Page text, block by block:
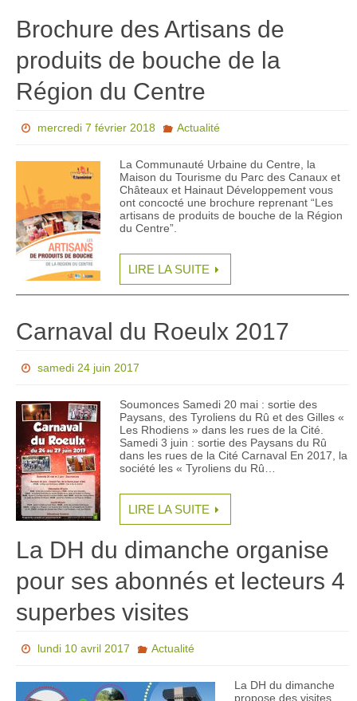
Brochure des Artisans de
produits de bouche de la
Région du Centre
mercredi 7 février 2018 Actualité
La Communauté Urbaine du Centre, la
Maison du Tourisme du Parc des Canaux et
Châteaux et Hainaut Développement vous
ont concocté une brochure reprenant “Les
artisans de produits de bouche de la Région
du Centre”.
LIRE LA SUITE
Carnaval du Roeulx 2017
samedi 24 juin 2017
Soumonces Samedi 20 mai : sortie des
Paysans, des Tyroliens du Rû et des Gilles «
Les Rhodiens » dans les rues de la Cité.
Samedi 3 juin : sortie des Paysans du Rû
dans les rues de la Cité Carnaval En 2017, la
société les « Tyroliens du Rû…
LIRE LA SUITE
La DH du dimanche organise
pour ses abonnés et lecteurs 4
superbes visites
lundi 10 avril 2017 Actualité
La DH du dimanche
propose des visites